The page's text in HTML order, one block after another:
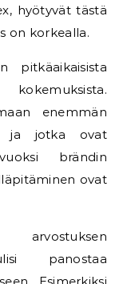
hyötyvät tästä
on korkealla.
pitkäaikaisista
kokemuksista.
enemmän
ja jotka ovat
brändin
ovat
panostaa